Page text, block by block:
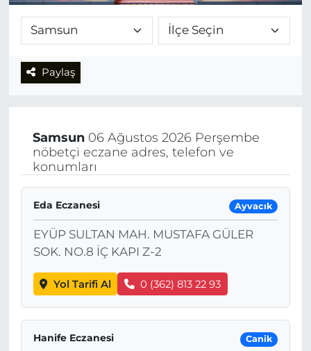
Paylaş
Samsun06 Ağustos 2026 Perşembe
nöbetçi eczane adres, telefon ve
konumları
Eda Eczanesi Ayvacık
EYÜP SULTAN MAH. MUSTAFA GÜLER
SOK. NO.8 İÇ KAPI Z-2
Yol Tarifi Al 0 (362) 813 22 93
Hanife Eczanesi Canik